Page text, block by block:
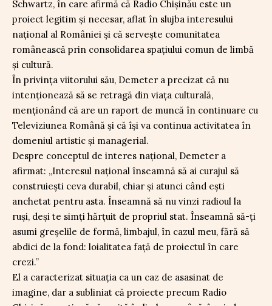
Schwartz, în care afirmă că Radio Chișinău este un
proiect legitim și necesar, aflat în slujba interesului
național al României și că servește comunitatea
românească prin consolidarea spațiului comun de limbă
și cultură.
În privința viitorului său, Demeter a precizat că nu
intenționează să se retragă din viața culturală,
menționând că are un raport de muncă în continuare cu
Televiziunea Română și că își va continua activitatea în
domeniul artistic și managerial.
Despre conceptul de interes național, Demeter a
afirmat: „Interesul național înseamnă să ai curajul să
construiești ceva durabil, chiar și atunci când ești
anchetat pentru asta. Înseamnă să nu vinzi radioul la
ruși, deși te simți hărțuit de propriul stat. Înseamnă să-ți
asumi greșelile de formă, limbajul, în cazul meu, fără să
abdici de la fond: loialitatea față de proiectul în care
crezi.”
El a caracterizat situația ca un caz de asasinat de
imagine, dar a subliniat că proiecte precum Radio